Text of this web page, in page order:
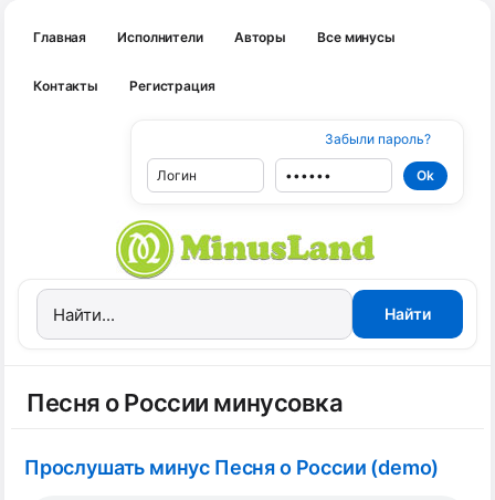
Главная Исполнители Авторы Все минусы
Контакты Регистрация
Забыли пароль?
Песня о России минусовка
Прослушать минус Песня о России (demo)